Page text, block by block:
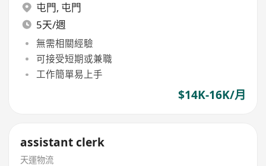
屯門, 屯門
5天/週
無需相關經驗
可接受短期或兼職
工作簡單易上手
$14K-16K/月
assistant clerk
天運物流